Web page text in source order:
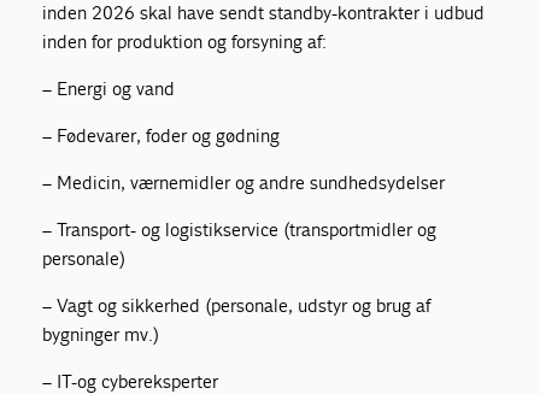
inden 2026 skal have sendt standby-kontrakter i udbud
inden for produktion og forsyning af:
– Energi og vand
– Fødevarer, foder og gødning
– Medicin, værnemidler og andre sundhedsydelser
– Transport- og logistikservice (transportmidler og
personale)
– Vagt og sikkerhed (personale, udstyr og brug af
bygninger mv.)
– IT-og cybereksperter